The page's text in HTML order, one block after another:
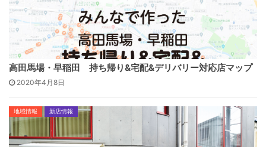
高田馬場・早稲田 持ち帰り&宅配&デリバリー対応店マップ
2020年4月8日
地域情報 新店情報